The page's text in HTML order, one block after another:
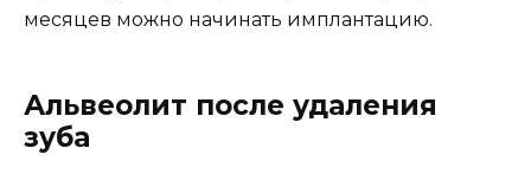
месяцев можно начинать имплантацию.
Альвеолит после удаления
зуба